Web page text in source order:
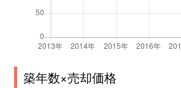
南大野田
向山
210万円
向山
270万円
築年数×売却価格